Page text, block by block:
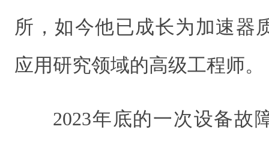
所，如今他已成长为加速器
应用研究领域的高级工程师。
2023年底的一次设备故